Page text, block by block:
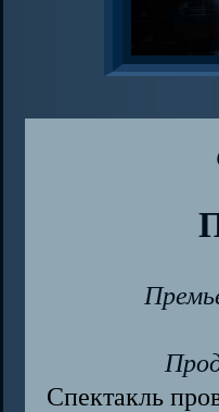
Спектакль